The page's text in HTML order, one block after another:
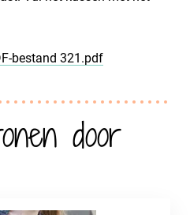
bestand 321.pdf
door